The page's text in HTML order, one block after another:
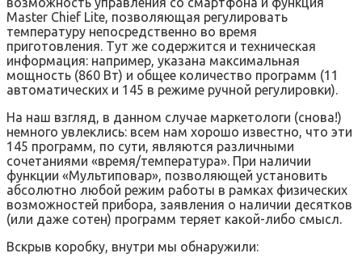
Master Chief Lite, позволяющая регулировать
температуру непосредственно во время
приготовления. Тут же содержится и техническая
информация: например, указана максимальная
мощность (860 Вт) и общее количество программ (11
автоматических и 145 в режиме ручной регулировки).
На наш взгляд, в данном случае маркетологи (снова!)
немного увлеклись: всем нам хорошо известно, что эти
145 программ, по сути, являются различными
сочетаниями «время/температура». При наличии
функции «Мультиповар», позволяющей установить
абсолютно любой режим работы в рамках физических
возможностей прибора, заявления о наличии десятков
(или даже сотен) программ теряет какой-либо смысл.
Вскрыв коробку, внутри мы обнаружили: